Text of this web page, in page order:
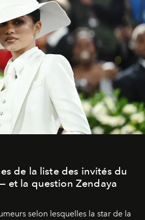
de la liste des invités du
et la question Zendaya
selon lesquelles la star de la